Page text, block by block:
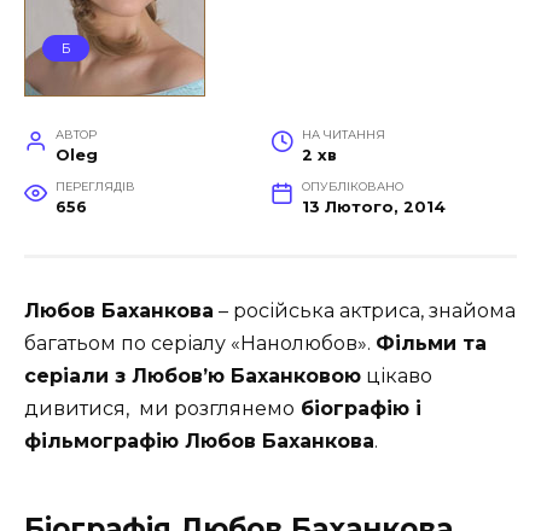
Б
АВТОР
Oleg
НА ЧИТАННЯ
2 хв
ПЕРЕГЛЯДІВ
656
ОПУБЛІКОВАНО
13 Лютого, 2014
Любов Баханкова – російська актриса, знайома
багатьом по серіалу «Нанолюбов». Фільми та
серіали з Любов’ю Баханковою цікаво
дивитися, ми розглянемо біографію і
фільмографію Любов Баханкова.